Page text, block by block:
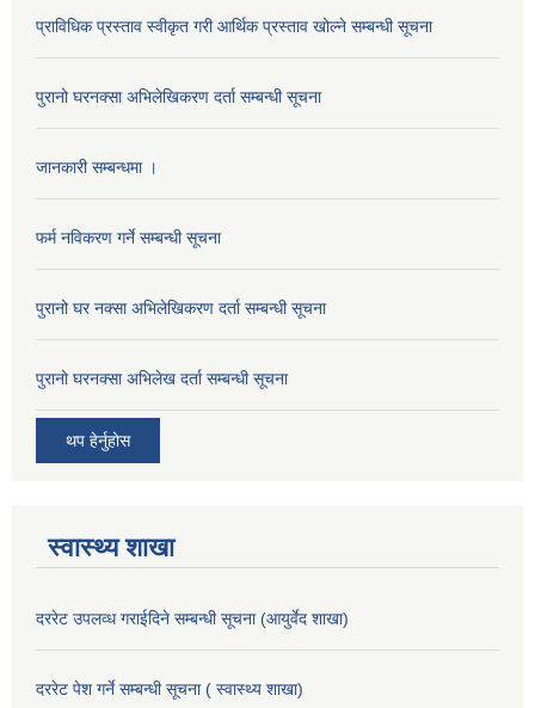
प्राविधिक प्रस्ताव स्वीकृत गरी आर्थिक प्रस्ताव खोल्ने सम्बन्धी सूचना
पुरानो घरनक्सा अभिलेखिकरण दर्ता सम्बन्धी सूचना
जानकारी सम्बन्धमा ।
फर्म नविकरण गर्ने सम्बन्धी सूचना
पुरानो घर नक्सा अभिलेखिकरण दर्ता सम्बन्धी सूचना
पुरानो घरनक्सा अभिलेख दर्ता सम्बन्धी सूचना
थप हेर्नुहोस
स्वास्थ्य शाखा
दररेट उपलव्ध गराईदिने सम्बन्धी सूचना (आयुर्वेद शाखा)
दररेट पेश गर्ने सम्बन्धी सूचना ( स्वास्थ्य शाखा)